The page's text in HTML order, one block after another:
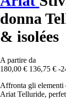
donna
& isolées
A partire da
180,00 € 136,75 € -
Affronta gli elementi
Ariat Telluride,